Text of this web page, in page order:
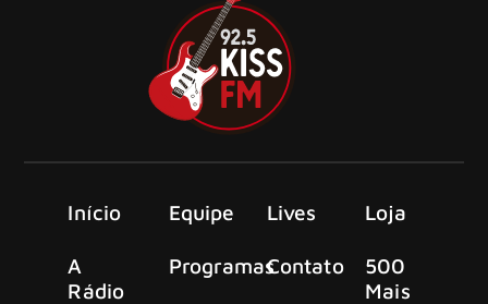
Início
A
Rádio
Equipe
Programas
Lives
Contato
Loja
500
Mais